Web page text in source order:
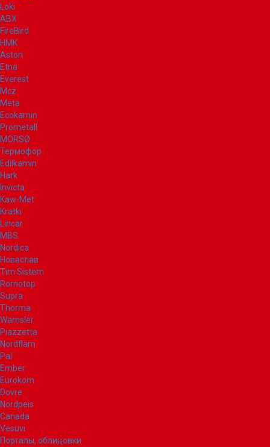
Loki
ABX
FireBird
НМК
Aston
Etna
Everest
Mcz
Meta
Ecokamin
Prometall
MORSØ
Термофор
Edilkamin
Hark
Invicta
Kaw-Met
Kratki
Lincar
MBS
Nordica
Новаслав
Tim Sistem
Romotop
Supra
Thorma
Wamsler
Piazzetta
Nordflam
Pal
Ember
Eurokom
Dovre
Nordpeis
Canada
Vesuvi
Порталы, облицовки